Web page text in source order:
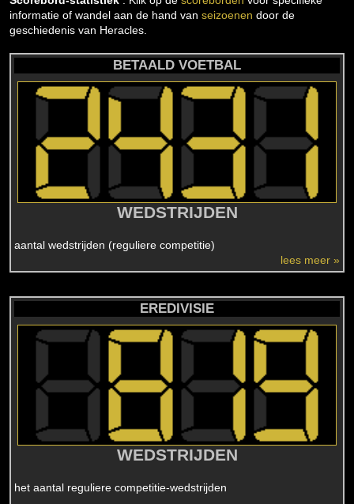
informatie of wandel aan de hand van seizoenen door de
geschiedenis van Heracles.
BETAALD VOETBAL
WEDSTRIJDEN
aantal wedstrijden (reguliere competitie)
lees meer »
EREDIVISIE
WEDSTRIJDEN
het aantal reguliere competitie-wedstrijden